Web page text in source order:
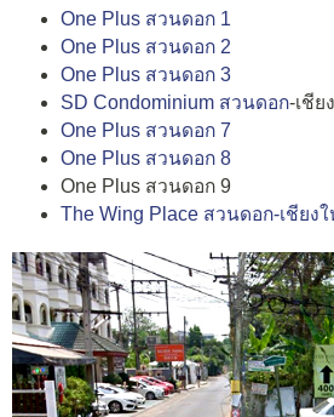
One Plus สวนดอก 1
One Plus สวนดอก 2
One Plus สวนดอก 3
SD Condominium สวนดอก-เชีย
One Plus สวนดอก 7
One Plus สวนดอก 8
One Plus สวนดอก 9
The Wing Place สวนดอก-เชียงใ